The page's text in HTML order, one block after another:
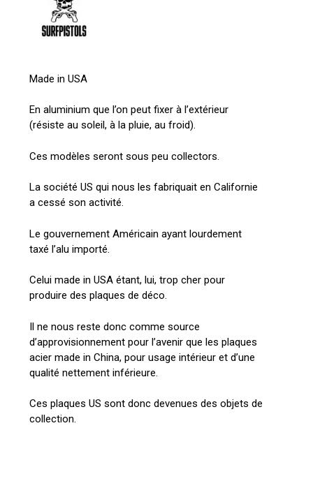
Made in USA
En aluminium que l’on peut fixer à l’extérieur
(résiste au soleil, à la pluie, au froid).
Ces modèles seront sous peu collectors.
La société US qui nous les fabriquait en Californie
a cessé son activité.
Le gouvernement Américain ayant lourdement
taxé l’alu importé.
Celui made in USA étant, lui, trop cher pour
produire des plaques de déco.
Il ne nous reste donc comme source
d’approvisionnement pour l’avenir que les plaques
acier made in China, pour usage intérieur et d’une
qualité nettement inférieure.
Ces plaques US sont donc devenues des objets de
collection.